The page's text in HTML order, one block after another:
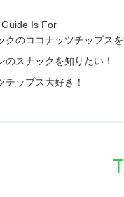
Is For
クのココナッツチップスを
のスナックを知りたい！
チップス大好き！